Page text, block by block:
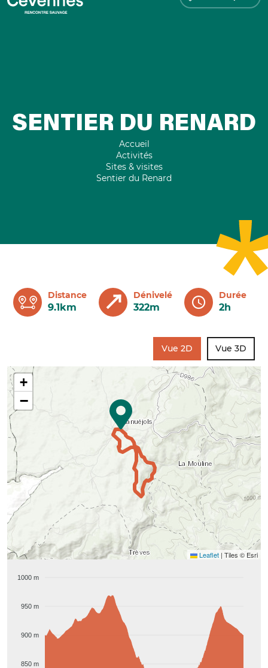
SENTIER DU RENARD
Accueil
Activités
Sites & visites
Sentier du Renard
Distance
9.1km
Dénivelé
322m
Durée
2h
Vue 2D Vue 3D
+
−
Leaflet | Tiles © Esri
1000 m
950 m
900 m
850 m